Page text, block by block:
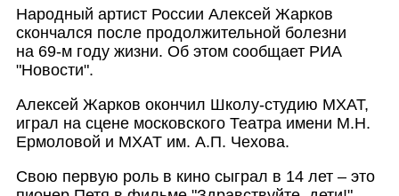
Народный артист России Алексей Жарков
скончался после продолжительной болезни
на 69-м году жизни. Об этом сообщает РИА
"Новости".
Алексей Жарков окончил Школу-студию МХАТ,
играл на сцене московского Театра имени М.Н.
Ермоловой и МХАТ им. А.П. Чехова.
Свою первую роль в кино сыграл в 14 лет – это